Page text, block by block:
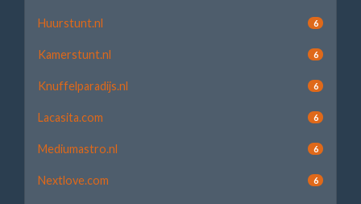
Huurstunt.nl 6
Kamerstunt.nl 6
Knuffelparadijs.nl 6
Lacasita.com 6
Mediumastro.nl 6
Nextlove.com 6